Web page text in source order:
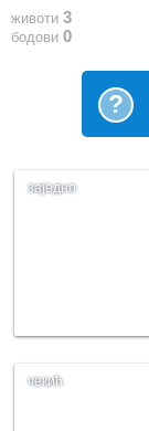
животи 3
бодови 0
?
заједно
чекић